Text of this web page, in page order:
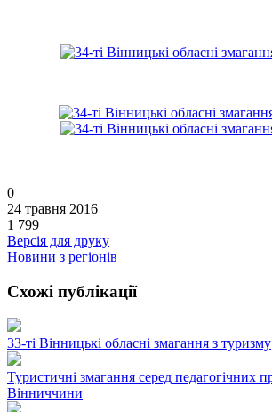
0
24 травня 2016
1 799
Версія для друку
Новини з регіонів
Схожі публікації
33-ті Вінницькі обласні змагання з туризму
Туристичні змагання серед педагогічних
Вінниччини